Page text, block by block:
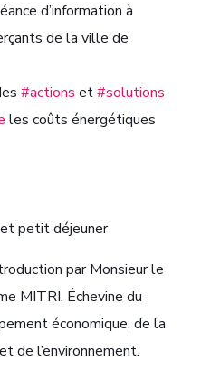
d’information à
de la ville de
#actions et#solutions
les coûts énergétiques
petit déjeuner
par Monsieur le
MITRI, Échevine du
économique, de la
de l’environnement.